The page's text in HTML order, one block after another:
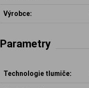
Výrobce:
Parametry
Technologie tlumiče: